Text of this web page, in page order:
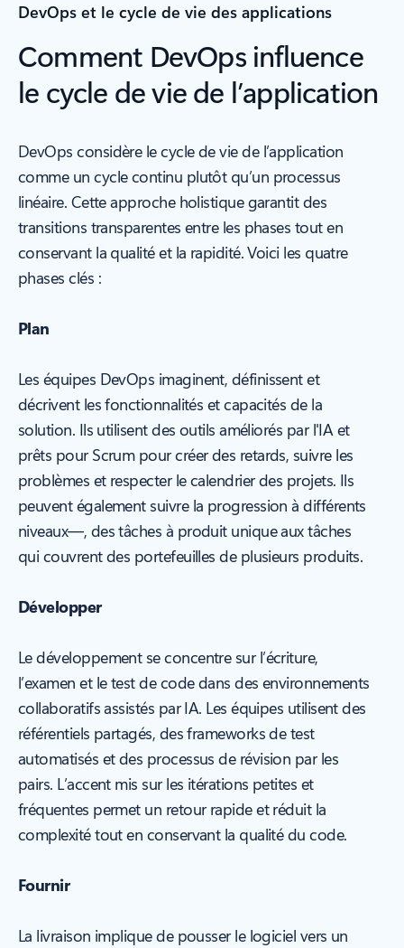
DevOps et le cycle de vie des applications
Comment DevOps influence
le cycle de vie de l’application
DevOps considère le cycle de vie de l’application
comme un cycle continu plutôt qu’un processus
linéaire. Cette approche holistique garantit des
transitions transparentes entre les phases tout en
conservant la qualité et la rapidité. Voici les quatre
phases clés :
Plan
Les équipes DevOps imaginent, définissent et
décrivent les fonctionnalités et capacités de la
solution. Ils utilisent des outils améliorés par l'IA et
prêts pour Scrum pour créer des retards, suivre les
problèmes et respecter le calendrier des projets. Ils
peuvent également suivre la progression à différents
niveaux—, des tâches à produit unique aux tâches
qui couvrent des portefeuilles de plusieurs produits.
Développer
Le développement se concentre sur l’écriture,
l’examen et le test de code dans des environnements
collaboratifs assistés par IA. Les équipes utilisent des
référentiels partagés, des frameworks de test
automatisés et des processus de révision par les
pairs. L’accent mis sur les itérations petites et
fréquentes permet un retour rapide et réduit la
complexité tout en conservant la qualité du code.
Fournir
La livraison implique de pousser le logiciel vers un